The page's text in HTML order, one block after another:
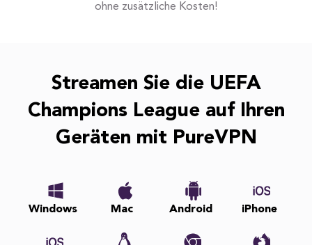
ohne zusätzliche Kosten!
Streamen Sie die UEFA
Champions League auf Ihren
Geräten mit PureVPN
Windows Mac Android iPhone